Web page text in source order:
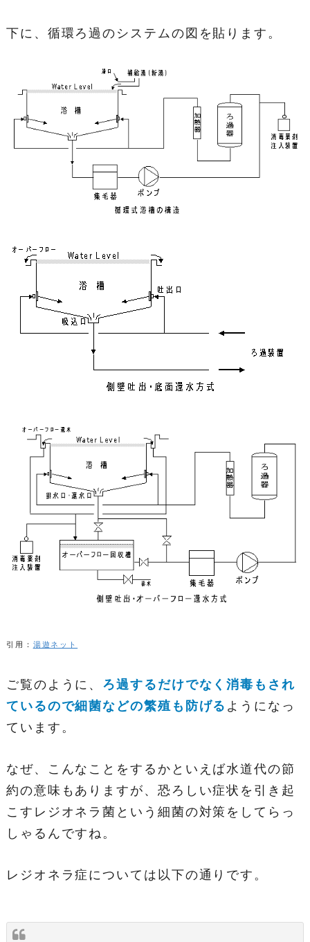
下に、循環ろ過のシステムの図を貼ります。
引用： 湯遊ネット
ご覧のように、 ろ過するだけでなく消毒もされ
ているので細菌などの繁殖も防げる ようになっ
ています。
なぜ、こんなことをするかといえば水道代の節
約の意味もありますが、恐ろしい症状を引き起
こすレジオネラ菌という細菌の対策をしてらっ
しゃるんですね。
レジオネラ症については以下の通りです。